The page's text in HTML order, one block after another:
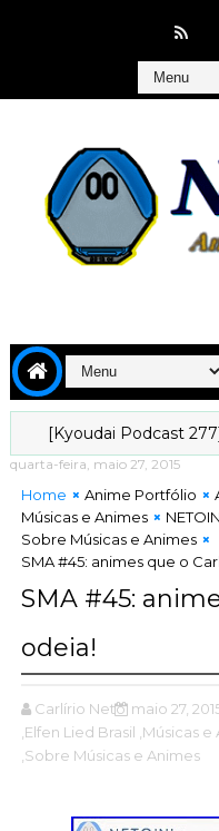
[Kyoudai Podcast 277]
quarta-feira, maio 27, 2015
Home Anime Portfólio
Músicas e Animes
NETOIN
Sobre Músicas e Animes
SMA #45: animes que o
SMA #45:
odeia!
Carlírio Neto maio 27,
,Elfen Lied Brasil ,Músicas e
,Sobre Músicas e Animes